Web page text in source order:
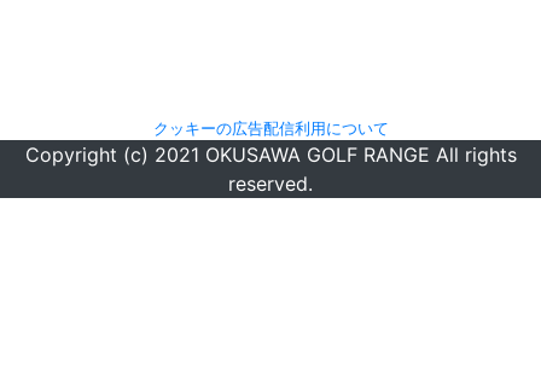
クッキーの広告配信利用について
Copyright (c) 2021 OKUSAWA GOLF RANGE All rights
reserved.